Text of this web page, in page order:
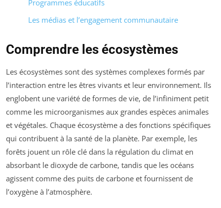
Programmes éducatifs
Les médias et l’engagement communautaire
Comprendre les écosystèmes
Les écosystèmes sont des systèmes complexes formés par
l’interaction entre les êtres vivants et leur environnement. Ils
englobent une variété de formes de vie, de l’infiniment petit
comme les microorganismes aux grandes espèces animales
et végétales. Chaque écosystème a des fonctions spécifiques
qui contribuent à la santé de la planète. Par exemple, les
forêts jouent un rôle clé dans la régulation du climat en
absorbant le dioxyde de carbone, tandis que les océans
agissent comme des puits de carbone et fournissent de
l’oxygène à l’atmosphère.